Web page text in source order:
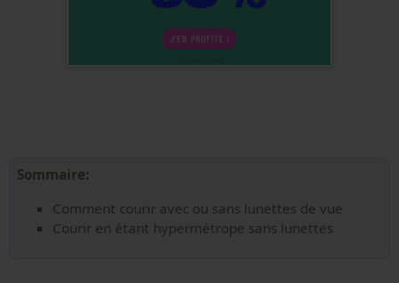
Sommaire:
Comment courir avec ou sans lunettes de vue
Courir en étant hypermétrope sans lunettes